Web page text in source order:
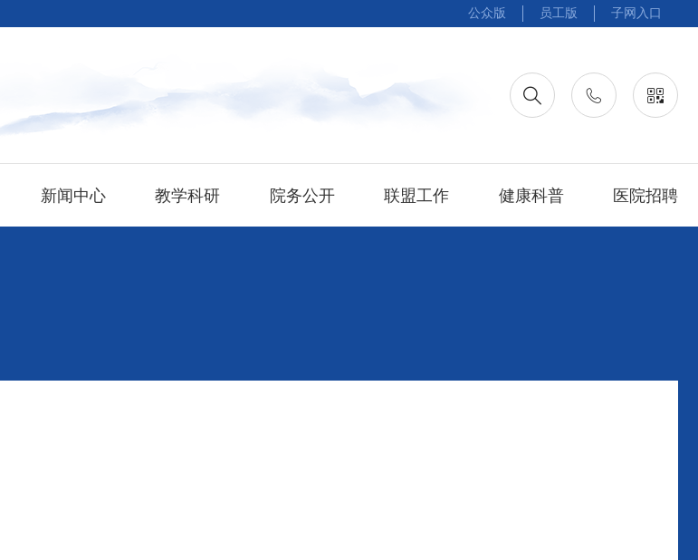
公众版 员工版 子网入口
新闻中心 教学科研 院务公开 联盟工作 健康科普 医院招聘